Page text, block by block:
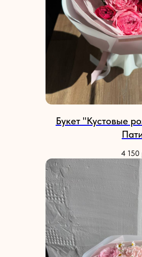
Букет "Кустовые
4 150